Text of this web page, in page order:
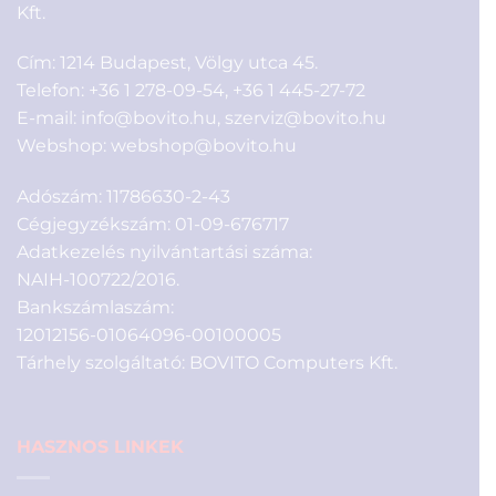
Kft.
Cím: 1214 Budapest, Völgy utca 45.
Telefon: +36 1 278-09-54, +36 1 445-27-72
E-mail: info@bovito.hu, szerviz@bovito.hu
Webshop: webshop@bovito.hu
Adószám: 11786630-2-43
Cégjegyzékszám: 01-09-676717
Adatkezelés nyilvántartási száma:
NAIH-100722/2016.
Bankszámlaszám:
12012156-01064096-00100005
Tárhely szolgáltató: BOVITO Computers Kft.
HASZNOS LINKEK